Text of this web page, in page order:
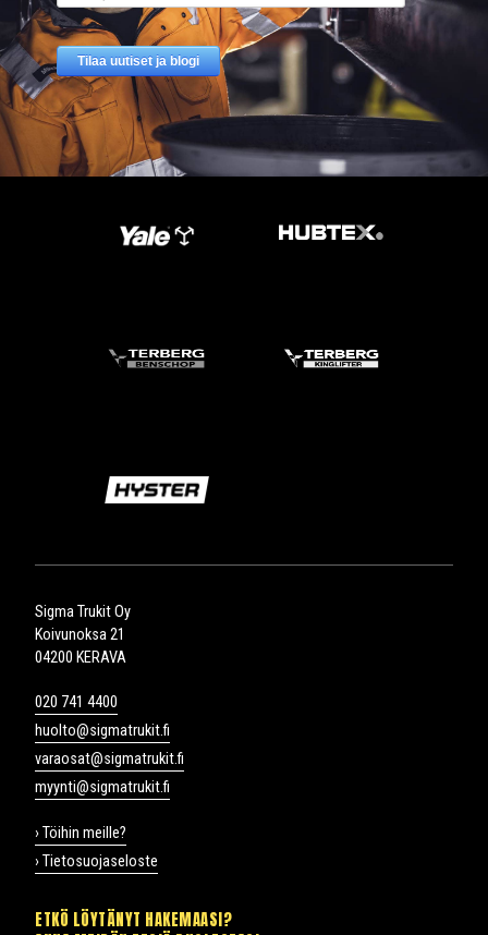
Sigma Trukit Oy
Koivunoksa 21
04200 KERAVA
020 741 4400
huolto@sigmatrukit.fi
varaosat@sigmatrukit.fi
myynti@sigmatrukit.fi
› Töihin meille?
› Tietosuojaseloste
ETKÖ LÖYTÄNYT HAKEMAASI?